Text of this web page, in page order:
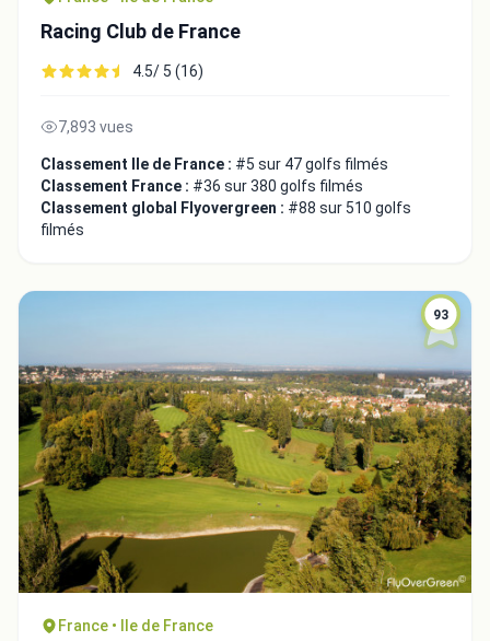
Racing Club de France
4.5/ 5 (16)
7,893 vues
Classement Ile de France : #5 sur 47 golfs filmés
Classement France : #36 sur 380 golfs filmés
Classement global Flyovergreen : #88 sur 510 golfs
filmés
93
France • Ile de France
Intégrer la video
Choix de la vidéo: